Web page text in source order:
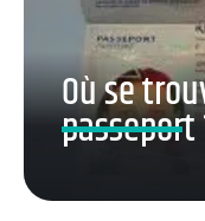
Où se
passeport